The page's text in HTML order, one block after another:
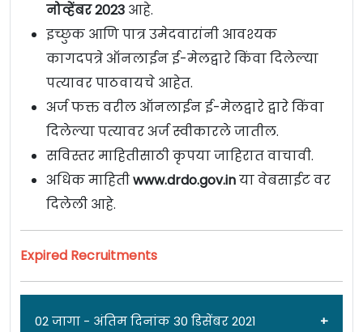
नोव्हेंबर 2023 आहे.
इच्छुक आणि पात्र उमेदवारांनी आवश्यक
कागदपत्रे ऑनलाईन ई-मेलद्वारे किंवा दिलेल्या
पत्यावर पाठवायचे आहेत.
अर्ज फक्त वरील ऑनलाईन ई-मेलद्वारे द्वारे किंवा
दिलेल्या पत्यावर अर्ज स्वीकारले जातील.
सविस्तर माहितीसाठी कृपया जाहिरात वाचावी.
अधिक माहितीwww.drdo.gov.inया वेबसाईट वर
दिलेली आहे.
Expired Recruitments
02 जागा - अंतिम दिनांक 30 डिसेंबर 2021